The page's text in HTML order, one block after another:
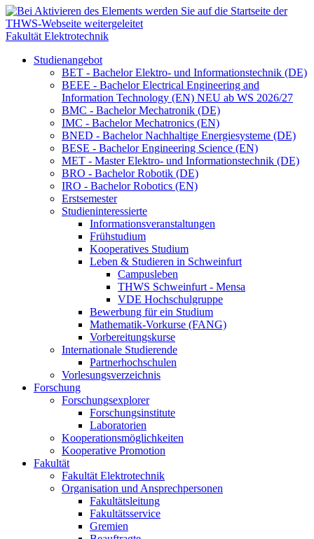
Fakultät Elektrotechnik
Studienangebot
BET - Bachelor Elektro- und Informationstechnik (DE)
BEEE - Bachelor Electrical Engineering and
Information Technology (EN) NEU ab WS 2026/27
BMC - Bachelor Mechatronik (DE)
IMC - Bachelor Mechatronics (EN)
BNED - Bachelor Nachhaltige Energiesysteme (DE)
BESE - Bachelor Engineering Science (EN)
MET - Master Elektro- und Informationstechnik (DE)
BRO - Bachelor Robotik (DE)
IRO - Bachelor Robotics (EN)
Erstsemester
Studieninteressierte
Informationsveranstaltungen
Frühstudium
Kooperatives Studium
Leben & Studieren in Schweinfurt
Campusleben
THWS Schweinfurt - Mensa
VDE Hochschulgruppe
Bewerbung für ein Studium
Mathematik-Vorkurse (FANG)
Vorbereitungskurse
Internationale Studierende
Partnerhochschulen
Vorlesungsverzeichnis
Forschung
Forschungsexplorer
Forschungsinstitute
Laboratorien
Kooperationsmöglichkeiten
Kooperative Promotion
Fakultät
Fakultät Elektrotechnik
Organisation und Ansprechpersonen
Fakultätsleitung
Fakultätsservice
Gremien